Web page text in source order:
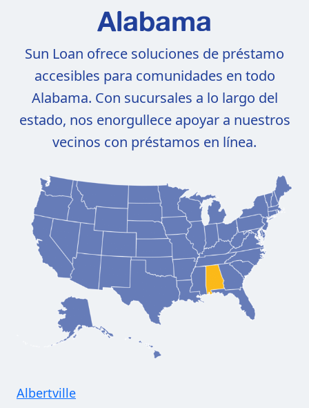
Alabama
Sun Loan ofrece soluciones de préstamo
accesibles para comunidades en todo
Alabama. Con sucursales a lo largo del
estado, nos enorgullece apoyar a nuestros
vecinos con préstamos en línea.
Albertville